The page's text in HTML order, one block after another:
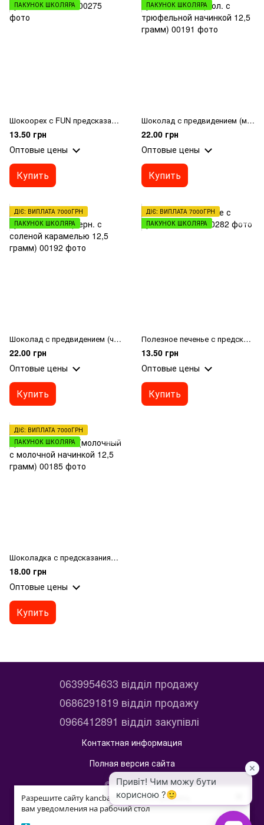
Разрешите сайту kancbaza.com.ua отправлять
вам уведомления на рабочий стол
Разрешите сайту kancbaza.com.ua отправлять
вам уведомления на рабочий стол
ПАКУНОК ШКОЛЯРА
Шокоорех с FUN предсказаниями
13.50 грн
Оптовые цены
Купить
ПАКУНОК ШКОЛЯРА
Шоколад с предвидением (мол. с трюфельной начинкой 12,5 грамм)
22.00 грн
Оптовые цены
Купить
ДІЄ: ВИПЛАТА 7000ГРН
ПАКУНОК ШКОЛЯРА
Шоколад с предвидением (черн. с соленой карамелью 12,5 грамм)
22.00 грн
Оптовые цены
Купить
ДІЄ: ВИПЛАТА 7000ГРН
ПАКУНОК ШКОЛЯРА
Полезное печенье с предсказанием
13.50 грн
Оптовые цены
Купить
ДІЄ: ВИПЛАТА 7000ГРН
ПАКУНОК ШКОЛЯРА
Шоколадка с предсказаниями (молочный с молочной начинкой 12,5 грамм)
18.00 грн
Оптовые цены
Купить
0639954633 відділ продажу
0686291819 відділ продажу
0966412891 відділ закупівлі
Контактная информация
Полная версия сайта
© 2014—2026
kancbaza
Укр Рус